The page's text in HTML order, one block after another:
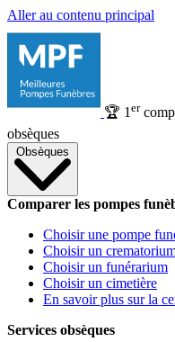
Aller au contenu principal
🏆 1 er
obsèques
Obsèques
Comparer les pompes
Choisir une pompe
Choisir un
Choisir un funérarium
Choisir un cimetière
En savoir plus sur la
Services obsèques